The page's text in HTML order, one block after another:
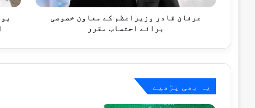
اکتوبر 25, 2024
زرتاج گل کی درخواست ضمانت قبل از گرفتاری میں 19 نومبر تک توسیع
پی ٹی آئی کی انٹرپارٹی انتخابات سے متعلق
مقرر
عرفان قادر وزیراعظم کے معاون خصوصی
برائے احتساب مقرر
ایچ
شہداء
یہ بھی پڑھیے